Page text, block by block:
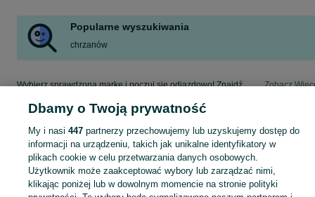
Popularne wyszukiwania
chrzanów
Wybierz sprawdzoną markę i poczuj się odjazdowo! Znajdź wymarzony samochód w kategorii Mercedes-Benz na OLX - Chrzanów i okolice! Zobacz
Mapa kategorii
Mapa miejscowości
Mapa ministron
Popularne wyszukiwania
Dbamy o Twoją prywatność
My i nasi 447partnerzy przechowujemy lub uzyskujemy dostęp do
informacji na urządzeniu, takich jak unikalne identyfikatory w
plikach cookie w celu przetwarzania danych osobowych.
Użytkownik może zaakceptować wybory lub zarządzać nimi,
klikając poniżej lub w dowolnym momencie na stronie polityki